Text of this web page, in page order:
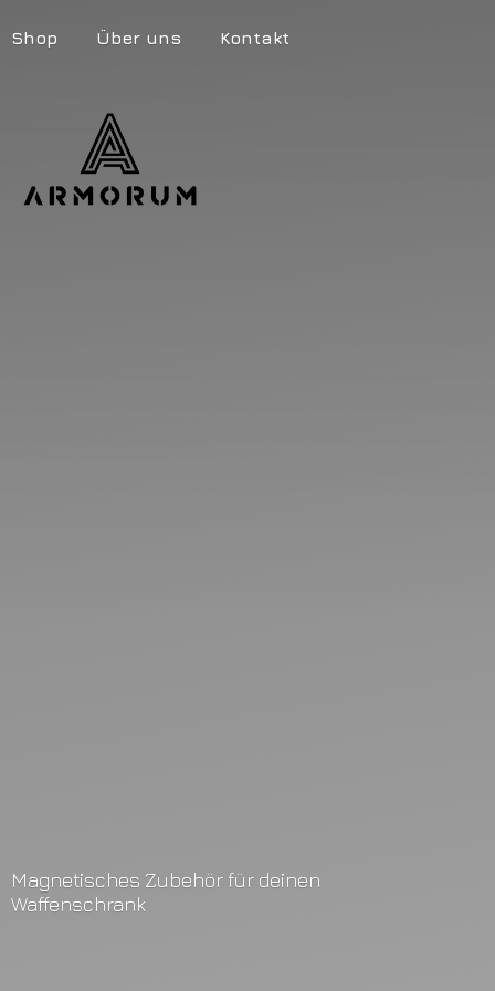
Shop Über uns Kontakt
Magnetisches Zubehör für deinen
Waffenschrank